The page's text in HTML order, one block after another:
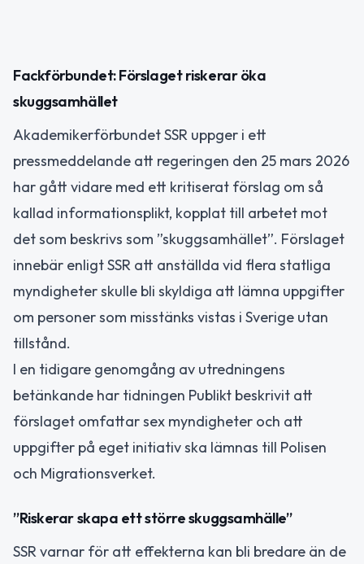
Fackförbundet: Förslaget riskerar öka
skuggsamhället
Akademikerförbundet SSR uppger i ett
pressmeddelande att regeringen den 25 mars 2026
har gått vidare med ett kritiserat förslag om så
kallad informationsplikt, kopplat till arbetet mot
det som beskrivs som ”skuggsamhället”. Förslaget
innebär enligt SSR att anställda vid flera statliga
myndigheter skulle bli skyldiga att lämna uppgifter
om personer som misstänks vistas i Sverige utan
tillstånd.
I en tidigare genomgång av utredningens
betänkande har tidningen Publikt beskrivit att
förslaget omfattar sex myndigheter och att
uppgifter på eget initiativ ska lämnas till Polisen
och Migrationsverket.
”Riskerar skapa ett större skuggsamhälle”
SSR varnar för att effekterna kan bli bredare än de